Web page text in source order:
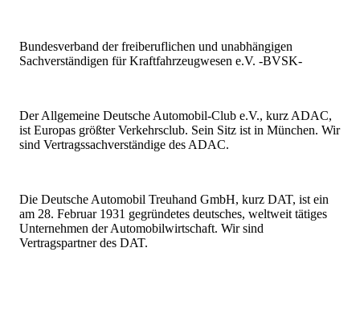
Bundesverband der freiberuflichen und unabhängigen
Sachverständigen für Kraftfahrzeugwesen e.V. -BVSK-
Der Allgemeine Deutsche Automobil-Club e.V., kurz ADAC,
ist Europas größter Verkehrsclub. Sein Sitz ist in München. Wir
sind Vertragssachverständige des ADAC.
Die Deutsche Automobil Treuhand GmbH, kurz DAT, ist ein
am 28. Februar 1931 gegründetes deutsches, weltweit tätiges
Unternehmen der Automobilwirtschaft. Wir sind
Vertragspartner des DAT.